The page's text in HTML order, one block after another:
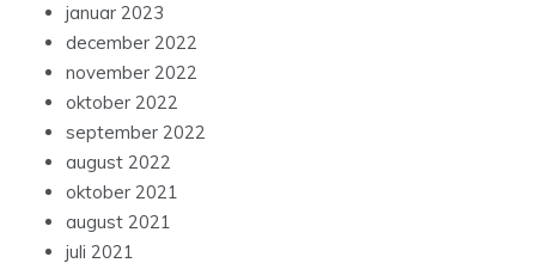
januar 2023
december 2022
november 2022
oktober 2022
september 2022
august 2022
oktober 2021
august 2021
juli 2021